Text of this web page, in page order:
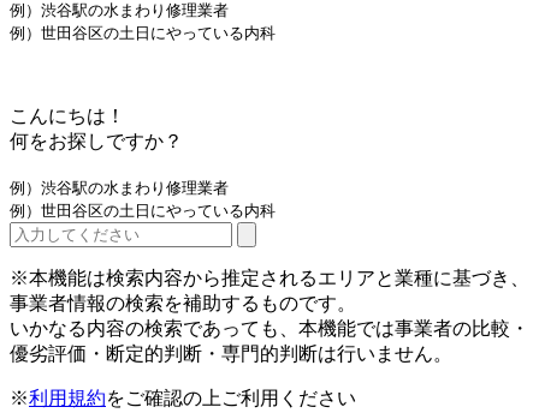
例）渋谷駅の水まわり修理業者
例）世田谷区の土日にやっている内科
こんにちは！
何をお探しですか？
例）渋谷駅の水まわり修理業者
例）世田谷区の土日にやっている内科
※本機能は検索内容から推定されるエリアと業種に基づき、
事業者情報の検索を補助するものです。
いかなる内容の検索であっても、本機能では事業者の比較・
優劣評価・断定的判断・専門的判断は行いません。
※利用規約をご確認の上ご利用ください